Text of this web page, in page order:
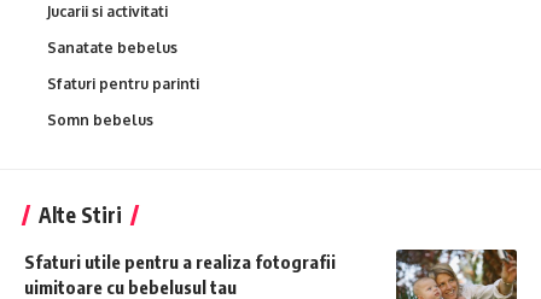
Jucarii si activitati
Sanatate bebelus
Sfaturi pentru parinti
Somn bebelus
Alte Stiri
Sfaturi utile pentru a realiza fotografii
uimitoare cu bebelusul tau